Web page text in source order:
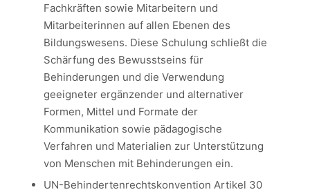
Fachkräften sowie Mitarbeitern und
Mitarbeiterinnen auf allen Ebenen des
Bildungswesens. Diese Schulung schließt die
Schärfung des Bewusstseins für
Behinderungen und die Verwendung
geeigneter ergänzender und alternativer
Formen, Mittel und Formate der
Kommunikation sowie pädagogische
Verfahren und Materialien zur Unterstützung
von Menschen mit Behinderungen ein.
UN-Behindertenrechtskonvention Artikel 30